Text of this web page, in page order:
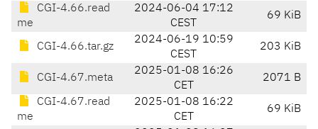
CGI-4.66.read
me
2024-06-04 17:12
CEST
69 KiB
CGI-4.66.tar.gz
2024-06-19 10:59
CEST
203 KiB
CGI-4.67.meta
2025-01-08 16:26
CET
2071 B
CGI-4.67.read
me
2025-01-08 16:22
CET
69 KiB